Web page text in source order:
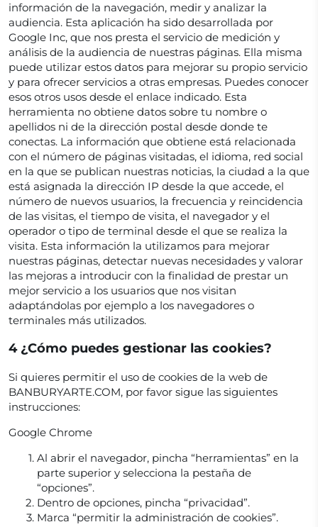
información de la navegación, medir y analizar la
audiencia. Esta aplicación ha sido desarrollada por
Google Inc, que nos presta el servicio de medición y
análisis de la audiencia de nuestras páginas. Ella misma
puede utilizar estos datos para mejorar su propio servicio
y para ofrecer servicios a otras empresas. Puedes conocer
esos otros usos desde el enlace indicado. Esta
herramienta no obtiene datos sobre tu nombre o
apellidos ni de la dirección postal desde donde te
conectas. La información que obtiene está relacionada
con el número de páginas visitadas, el idioma, red social
en la que se publican nuestras noticias, la ciudad a la que
está asignada la dirección IP desde la que accede, el
número de nuevos usuarios, la frecuencia y reincidencia
de las visitas, el tiempo de visita, el navegador y el
operador o tipo de terminal desde el que se realiza la
visita. Esta información la utilizamos para mejorar
nuestras páginas, detectar nuevas necesidades y valorar
las mejoras a introducir con la finalidad de prestar un
mejor servicio a los usuarios que nos visitan
adaptándolas por ejemplo a los navegadores o
terminales más utilizados.
4 ¿Cómo puedes gestionar las cookies?
Si quieres permitir el uso de cookies de la web de
BANBURYARTE.COM, por favor sigue las siguientes
instrucciones:
Google Chrome
Al abrir el navegador, pincha “herramientas” en la
parte superior y selecciona la pestaña de
“opciones”.
Dentro de opciones, pincha “privacidad”.
Marca “permitir la administración de cookies”.